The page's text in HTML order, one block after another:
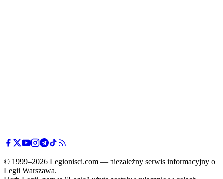
© 1999–2026 Legionisci.com — niezależny serwis informacyjny o
Legii Warszawa.